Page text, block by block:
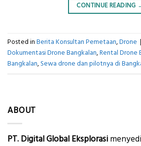
CONTINUE READING
Posted in Berita Konsultan Pemetaan,Drone |
Dokumentasi Drone Bangkalan,Rental Drone
Bangkalan,Sewa drone dan pilotnya di
ABOUT
PT. Digital Global Eksplorasi